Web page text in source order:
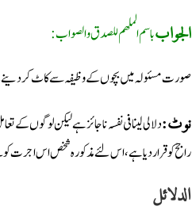
الجوابباسم الملهم للصدق والصواب:
صورت مسئولہ میں بچوں کے وظیفہ سے کاٹ کر دینے
نوٹ:
راجح کو قرار دیا ہے، اس لئے مذکورہ شخص اس اجرت
الدلائل